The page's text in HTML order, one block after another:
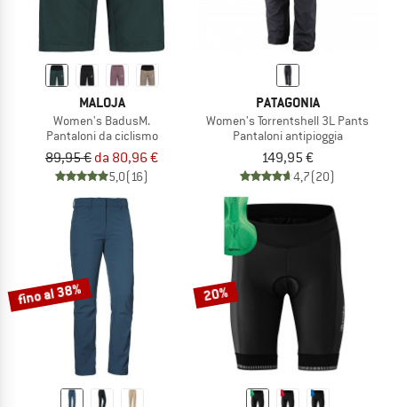
MALOJA
Women's BadusM.
Pantaloni da ciclismo
89,95 € da 80,96 €
5,0(16)
PATAGONIA
Women's Torrentshell 3L Pants
Pantaloni antipioggia
149,95 €
4,7(20)
fino al 38% 20%